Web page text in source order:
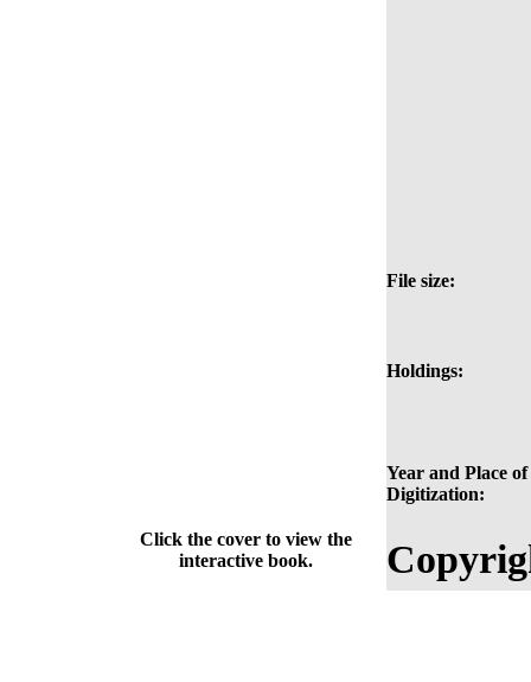
File size:
Holdings:
Year and Place of
Digitization:
Click the cover to view the
interactive book.